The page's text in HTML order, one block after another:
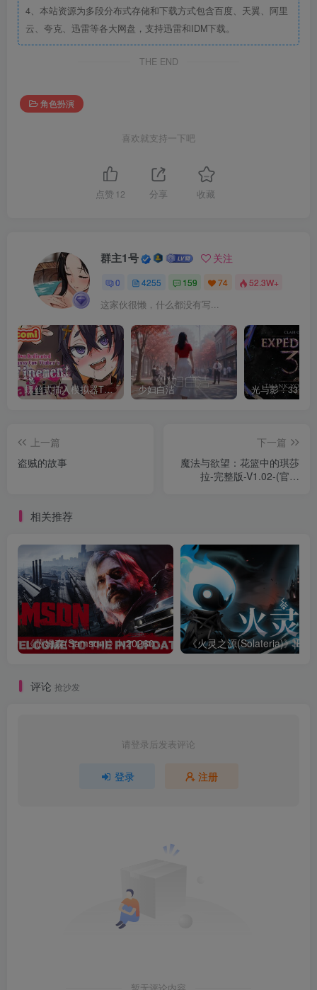
4、本站资源为多段分布式存储和下载方式包含百度、天翼、阿里
云、夸克、迅雷等各大网盘，支持迅雷和IDM下载。
THE END
角色扮演
喜欢就支持一下吧
点赞 12 分享 收藏
群主1号 关注
0 4255 159 74 52.3W+
这家伙很懒，什么都没有写...
螺丝式插入模拟器TMA02 少妇白洁
上一篇
盗贼的故事
下一篇
魔法与欲望：花篮中的琪莎
拉-完整版-V1.02-(官中
相关推荐
《萨姆森(Samson)》|v20260623|中文|免安装硬盘版
评论 抢沙发
请登录后发表评论
登录 注册